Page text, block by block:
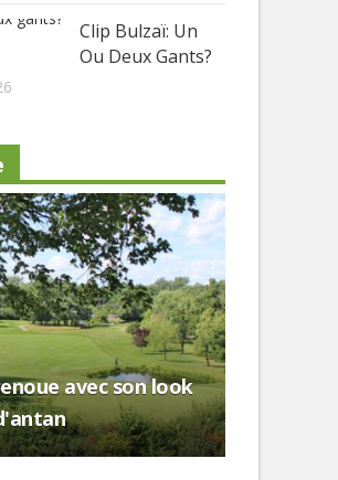
Clip Bulzaï: Un
Ou Deux Gants?
avec son look